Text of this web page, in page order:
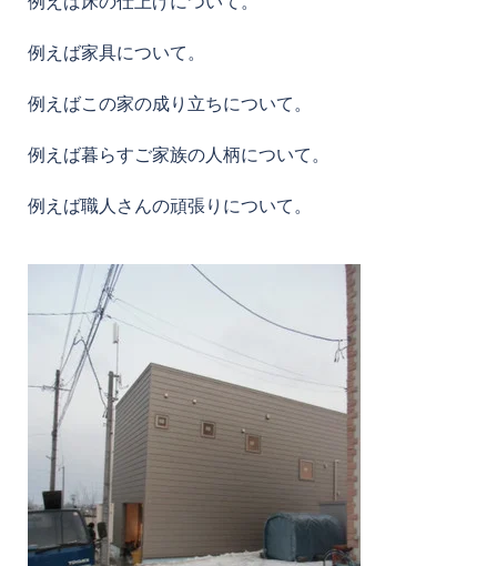
例えば家具について。
例えばこの家の成り立ちについて。
例えば暮らすご家族の人柄について。
例えば職人さんの頑張りについて。